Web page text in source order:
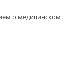
о медицинском